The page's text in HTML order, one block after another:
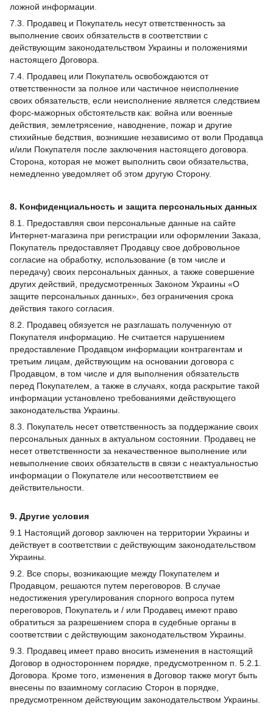
ложной информации.
7.3. Продавец и Покупатель несут ответственность за
выполнение своих обязательств в соответствии с
действующим законодательством Украины и положениями
настоящего Договора.
7.4. Продавец или Покупатель освобождаются от
ответственности за полное или частичное неисполнение
своих обязательств, если неисполнение является следствием
форс-мажорных обстоятельств как: война или военные
действия, землетрясение, наводнение, пожар и другие
стихийные бедствия, возникшие независимо от воли Продавца
и/или Покупателя после заключения настоящего договора.
Сторона, которая не может выполнить свои обязательства,
немедленно уведомляет об этом другую Сторону.
8. Конфиденциальность и защита персональных данных
8.1. Предоставляя свои персональные данные на сайте
Интернет-магазина при регистрации или оформлении Заказа,
Покупатель предоставляет Продавцу свое добровольное
согласие на обработку, использование (в том числе и
передачу) своих персональных данных, а также совершение
других действий, предусмотренных Законом Украины «О
защите персональных данных», без ограничения срока
действия такого согласия.
8.2. Продавец обязуется не разглашать полученную от
Покупателя информацию. Не считается нарушением
предоставление Продавцом информации контрагентам и
третьим лицам, действующим на основании договора с
Продавцом, в том числе и для выполнения обязательств
перед Покупателем, а также в случаях, когда раскрытие такой
информации установлено требованиями действующего
законодательства Украины.
8.3. Покупатель несет ответственность за поддержание своих
персональных данных в актуальном состоянии. Продавец не
несет ответственности за некачественное выполнение или
невыполнение своих обязательств в связи с неактуальностью
информации о Покупателе или несоответствием ее
действительности.
9. Другие условия
9.1 Настоящий договор заключен на территории Украины и
действует в соответствии с действующим законодательством
Украины.
9.2. Все споры, возникающие между Покупателем и
Продавцом, решаются путем переговоров. В случае
недостижения урегулирования спорного вопроса путем
переговоров, Покупатель и / или Продавец имеют право
обратиться за разрешением спора в судебные органы в
соответствии с действующим законодательством Украины.
9.3. Продавец имеет право вносить изменения в настоящий
Договор в одностороннем порядке, предусмотренном п. 5.2.1.
Договора. Кроме того, изменения в Договор также могут быть
внесены по взаимному согласию Сторон в порядке,
предусмотренном действующим законодательством Украины.